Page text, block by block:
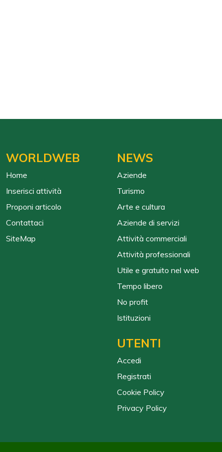
WORLDWEB
Home
Inserisci attività
Proponi articolo
Contattaci
SiteMap
NEWS
Aziende
Turismo
Arte e cultura
Aziende di servizi
Attività commerciali
Attività professionali
Utile e gratuito nel web
Tempo libero
No profit
Istituzioni
UTENTI
Accedi
Registrati
Cookie Policy
Privacy Policy